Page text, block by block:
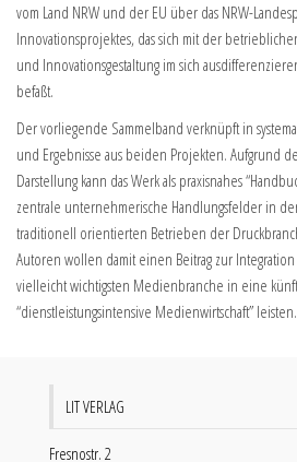
vom Land NRW und der EU über das NRW-
Innovationsprojektes, das sich mit der
und Innovationsgestaltung im sich
befaßt.
Der vorliegende Sammelband verknüpft in
und Ergebnisse aus beiden Projekten. Aufgrund
Darstellung kann das Werk als praxisnahes
zentrale unternehmerische Handlungsfelder in
traditionell orientierten Betrieben der
Autoren wollen damit einen Beitrag zur
vielleicht wichtigsten Medienbranche in eine
“dienstleistungsintensive Medienwirtschaft” leisten.
LIT VERLAG
Fresnostr. 2